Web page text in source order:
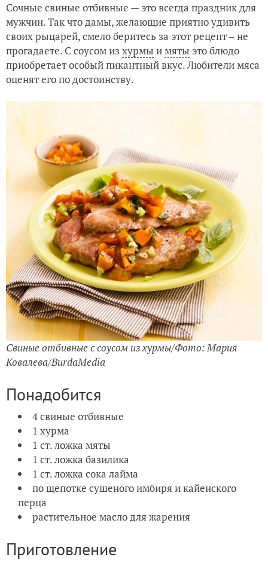
Сочные свиные отбивные — это всегда праздник для
мужчин. Так что дамы, желающие приятно удивить
своих рыцарей, смело беритесь за этот рецепт – не
прогадаете. С соусом из хурмы имяты это блюдо
приобретает особый пикантный вкус. Любители мяса
оценят его по достоинству.
Свиные отбивные с соусом из хурмы/Фото: Мария
Ковалева/BurdaMedia
Понадобится
4 свиные отбивные
1 хурма
1 ст. ложка мяты
1 ст. ложка базилика
1 ст. ложка сока лайма
по щепотке сушеного имбиря и кайенского
перца
растительное масло для жарения
Приготовление